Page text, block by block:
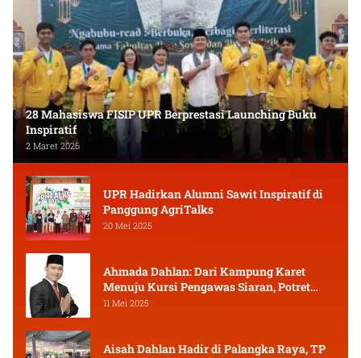
28 Mahasiswa FISIP UPR Berprestasi Launching Buku
Inspiratif
2 Maret 2026
UPR Hadirkan Alumni Sawit Inspiratif di
Panggung AgriTalks
20 Mei 2025
Ahmada Dahlan: Dari Kampung Karet
Menuju Kursi Pengawas Siaran, Potret
Pejuang Muda Kalimantan Tengah
11 Mei 2025
Aisah Dahlan Hadir di Palangka Raya, TP